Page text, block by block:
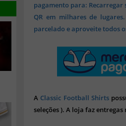
pagamento para: Recarregar
QR em milhares de
parcelado e aproveite todos
A Classic Football Shirts
seleções ). A loja faz